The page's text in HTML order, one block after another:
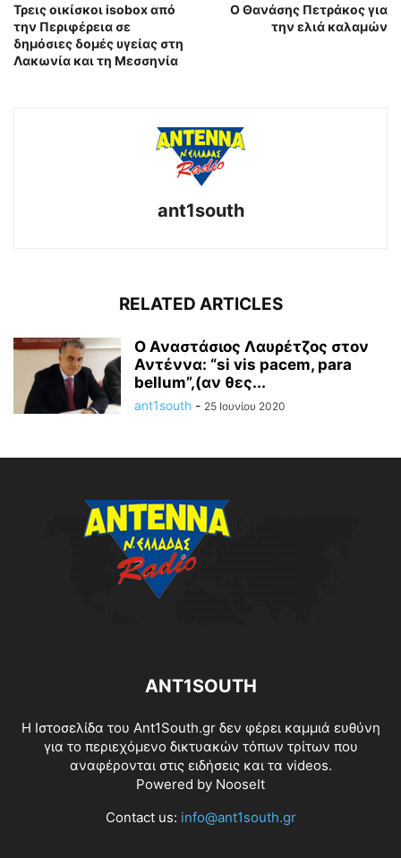
Τρεις οικίσκοι isobox από
την Περιφέρεια σε
δημόσιες δομές υγείας στη
Λακωνία και τη Μεσσηνία
Ο Θανάσης Πετράκος για
την ελιά καλαμών
ant1south
RELATED ARTICLES
Ο Αναστάσιος Λαυρέτζος στον
Αντέννα: “si vis pacem, para
bellum”,(αν θες...
ant1south - 25 Ιουνίου 2020
ANT1SOUTH
Η Ιστοσελίδα του Ant1South.gr δεν φέρει καμμιά ευθύνη
για το περιεχόμενο δικτυακών τόπων τρίτων που
αναφέρονται στις ειδήσεις και τα videos.
Powered by NooseIt
Contact us: info@ant1south.gr